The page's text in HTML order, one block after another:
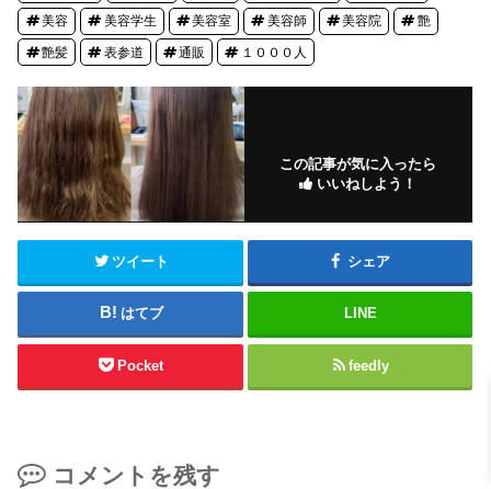
美容 美容学生 美容室 美容師 美容院 艶
艶髪 表参道 通販 １０００人
この記事が気に入ったら
いいねしよう！
ツイート シェア
はてブ LINE
Pocket feedly
コメントを残す